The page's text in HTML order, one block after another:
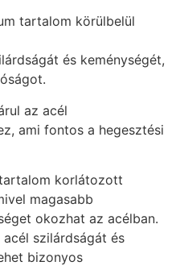
tartalom körülbelül
és keménységét,
az acél
ami fontos a hegesztési
korlátozott
magasabb
okozhat az acélban.
szilárdságát és
bizonyos